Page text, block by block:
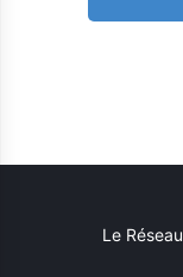
Le Réseau